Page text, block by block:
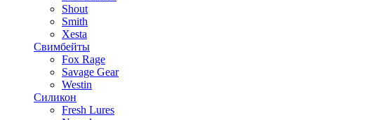
Shout
Smith
Xesta
Свимбейты
Fox Rage
Savage Gear
Westin
Силикон
Fresh Lures